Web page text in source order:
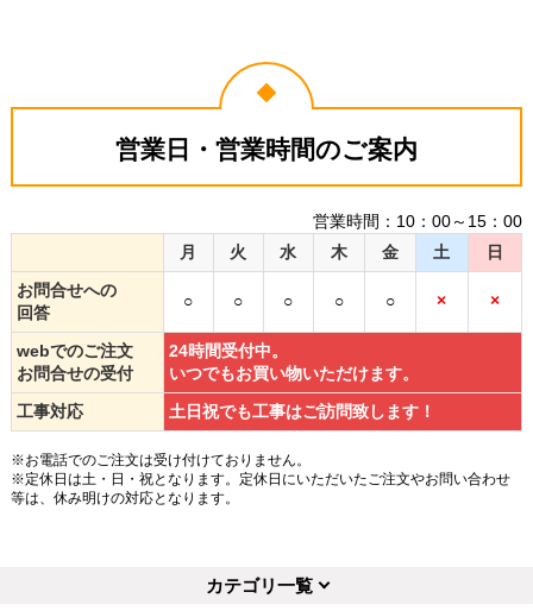
営業日・営業時間のご案内
営業時間：10：00～15：00
月
火 水 木 金 土
日
お問合せへの
回答
○ ○ ○ ○ ○ × ×
webでのご注文
お問合せの受付
24時間受付中。
いつでもお買い物いただけます。
工事対応
土日祝でも工事はご訪問致します！
※お電話でのご注文は受け付けておりません。
※定休日は土・日・祝となります。定休日にいただいたご注文やお問い合わせ
等は、休み明けの対応となります。
カテゴリ一覧